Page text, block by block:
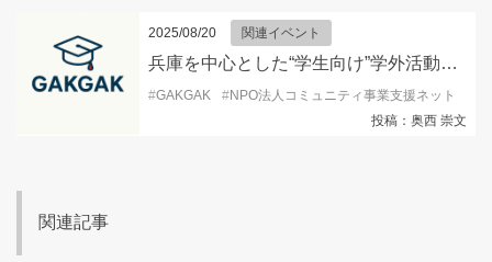
2025/08/20 関連イベント
兵庫を中心とした“学生向け”学外活動情報を発信するSNSアカウント『GAKGAK 』開設！
#GAKGAK #NPO法人コミュニティ事業支援ネット
投稿：奥西 崇文
関連記事